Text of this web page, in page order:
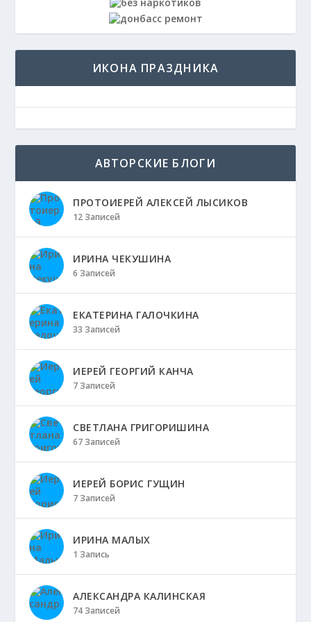
ИКОНА ПРАЗДНИКА
АВТОРСКИЕ БЛОГИ
ПРОТОИЕРЕЙ АЛЕКСЕЙ ЛЫСИКОВ
12 Записей
ИРИНА ЧЕКУШИНА
6 Записей
ЕКАТЕРИНА ГАЛОЧКИНА
33 Записей
ИЕРЕЙ ГЕОРГИЙ КАНЧА
7 Записей
СВЕТЛАНА ГРИГОРИШИНА
67 Записей
ИЕРЕЙ БОРИС ГУЩИН
7 Записей
ИРИНА МАЛЫХ
1 Запись
АЛЕКСАНДРА КАЛИНСКАЯ
74 Записей